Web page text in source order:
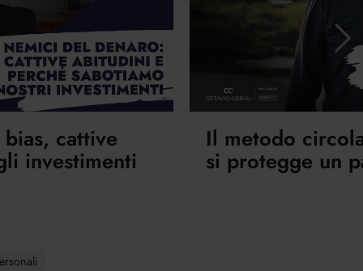
cattive
investimenti
Il metodo
si protegge un